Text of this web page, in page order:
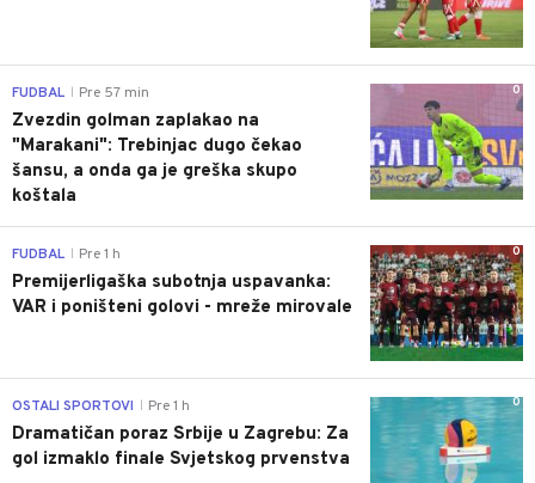
0
FUDBAL Pre 57 min
Zvezdin golman zaplakao na
"Marakani": Trebinjac dugo čekao
šansu, a onda ga je greška skupo
koštala
0
FUDBAL Pre 1 h
Premijerligaška subotnja uspavanka:
VAR i poništeni golovi - mreže mirovale
0
OSTALI SPORTOVI Pre 1 h
Dramatičan poraz Srbije u Zagrebu: Za
gol izmaklo finale Svjetskog prvenstva